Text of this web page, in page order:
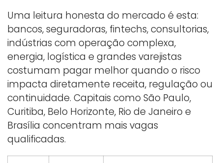
Uma leitura honesta do mercado é esta:
bancos, seguradoras, fintechs, consultorias,
indústrias com operação complexa,
energia, logística e grandes varejistas
costumam pagar melhor quando o risco
impacta diretamente receita, regulação ou
continuidade. Capitais como São Paulo,
Curitiba, Belo Horizonte, Rio de Janeiro e
Brasília concentram mais vagas
qualificadas.